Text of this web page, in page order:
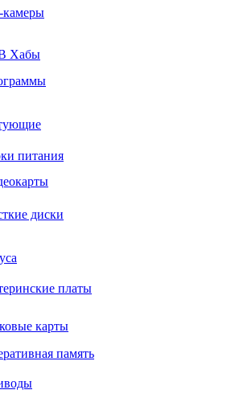
камеры
Хабы
питания
диски
платы
карты
память